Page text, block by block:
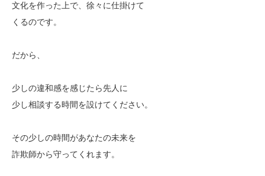
文化を作った上で、徐々に仕掛けて
くるのです。
だから、
少しの違和感を感じたら先人に
少し相談する時間を設けてください。
その少しの時間があなたの未来を
詐欺師から守ってくれます。